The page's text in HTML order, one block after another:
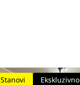
Stanovi Ekskluzivno